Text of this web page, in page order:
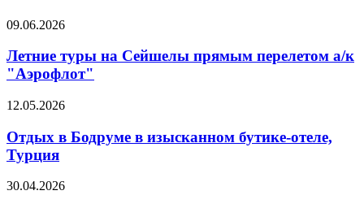
09.06.2026
Летние туры на Сейшелы прямым перелетом а/к
"Аэрофлот"
12.05.2026
Отдых в Бодруме в изысканном бутике-отеле,
Турция
30.04.2026